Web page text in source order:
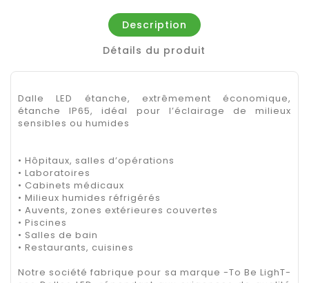
Description
Détails du produit
Dalle LED étanche, extrêmement économique,
étanche IP65, idéal pour l’éclairage de milieux
sensibles ou humides
• Hôpitaux, salles d’opérations
• Laboratoires
• Cabinets médicaux
• Milieux humides réfrigérés
• Auvents, zones extérieures couvertes
• Piscines
• Salles de bain
• Restaurants, cuisines
Notre société fabrique pour sa marque -To Be LighT-